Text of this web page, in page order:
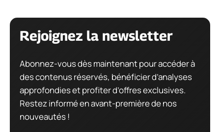
Rejoignez la newsletter
Abonnez-vous dès maintenant pour accéder à
des contenus réservés, bénéficier d’analyses
approfondies et profiter d’offres exclusives.
Restez informé en avant-première de nos
nouveautés !